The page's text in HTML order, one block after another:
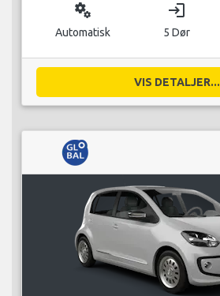
miscellaneous_services
Automatisk
login
5 Dør
VIS DETALJER...